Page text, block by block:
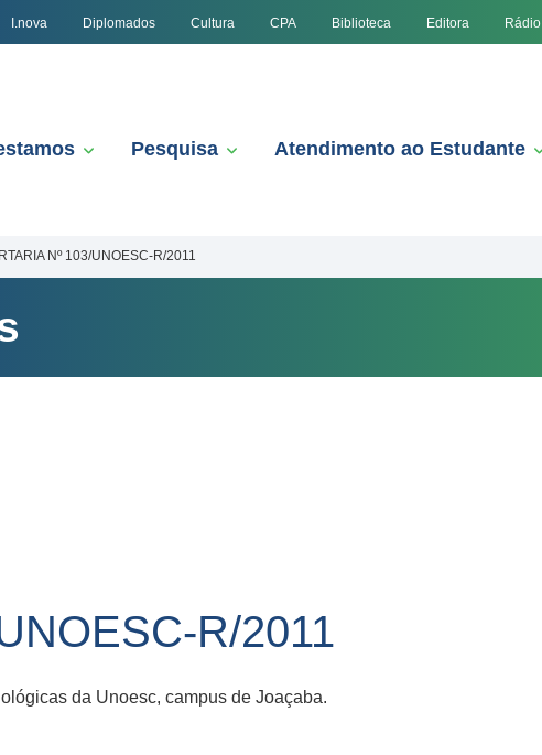
I.nova Diplomados Cultura CPA Biblioteca Editora Rádio
Pesquisa Atendimento ao Estudante
Nº 103/UNOESC-R/2011
R/2011
da Unoesc, campus de Joaçaba.